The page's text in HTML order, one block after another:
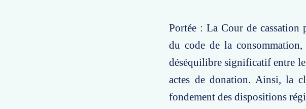
Portée : La Cour de
du code de la
déséquilibre significatif entre
actes de donation. Ainsi, la
fondement des dispositions